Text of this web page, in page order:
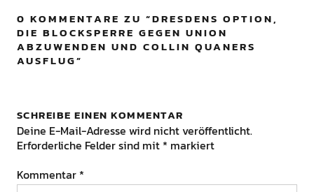
0 KOMMENTARE ZU “DRESDENS OPTION,
DIE BLOCKSPERRE GEGEN UNION
ABZUWENDEN UND COLLIN QUANERS
AUSFLUG”
SCHREIBE EINEN KOMMENTAR
Deine E-Mail-Adresse wird nicht veröffentlicht.
Erforderliche Felder sind mit * markiert
Kommentar *